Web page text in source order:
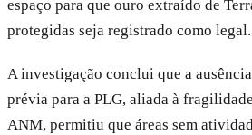
espaço para que ouro extraído de
protegidas seja registrado como legal.
A investigação conclui que a
prévia para a PLG, aliada à
ANM, permitiu que áreas sem